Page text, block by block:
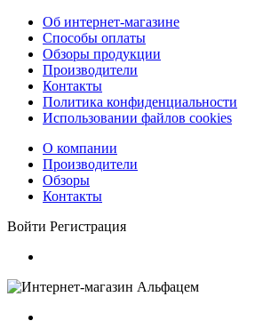
Об интернет-магазине
Способы оплаты
Обзоры продукции
Производители
Контакты
Политика конфиденциальности
Использовании файлов cookies
О компании
Производители
Обзоры
Контакты
Войти Регистрация